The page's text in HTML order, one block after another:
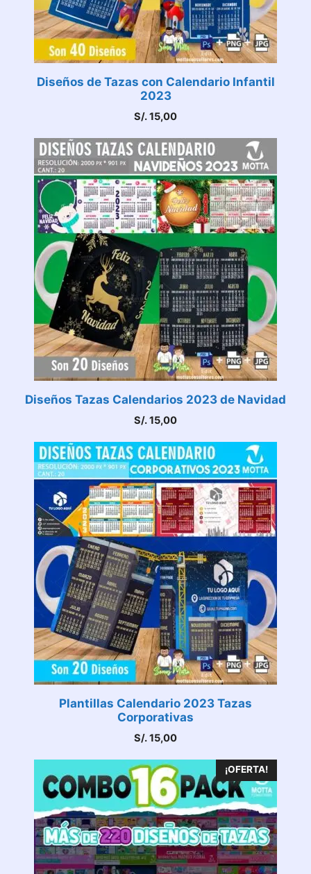
Diseños de Tazas con Calendario Infantil
2023
S/.15,00
Diseños Tazas Calendarios 2023 de Navidad
S/.15,00
Plantillas Calendario 2023 Tazas
Corporativas
S/.15,00
¡OFERTA!